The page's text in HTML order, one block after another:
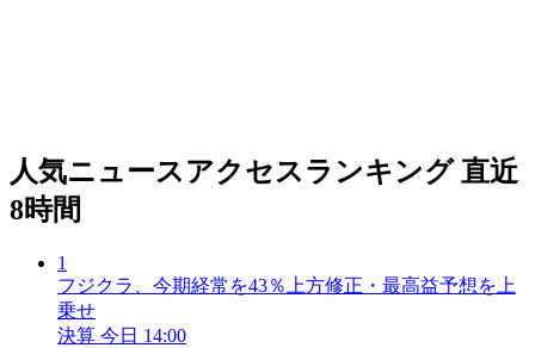
人気ニュースアクセスランキング 直近
8時間
1
フジクラ、今期経常を43％上方修正・最高益予想を上
乗せ
決算 今日 14:00